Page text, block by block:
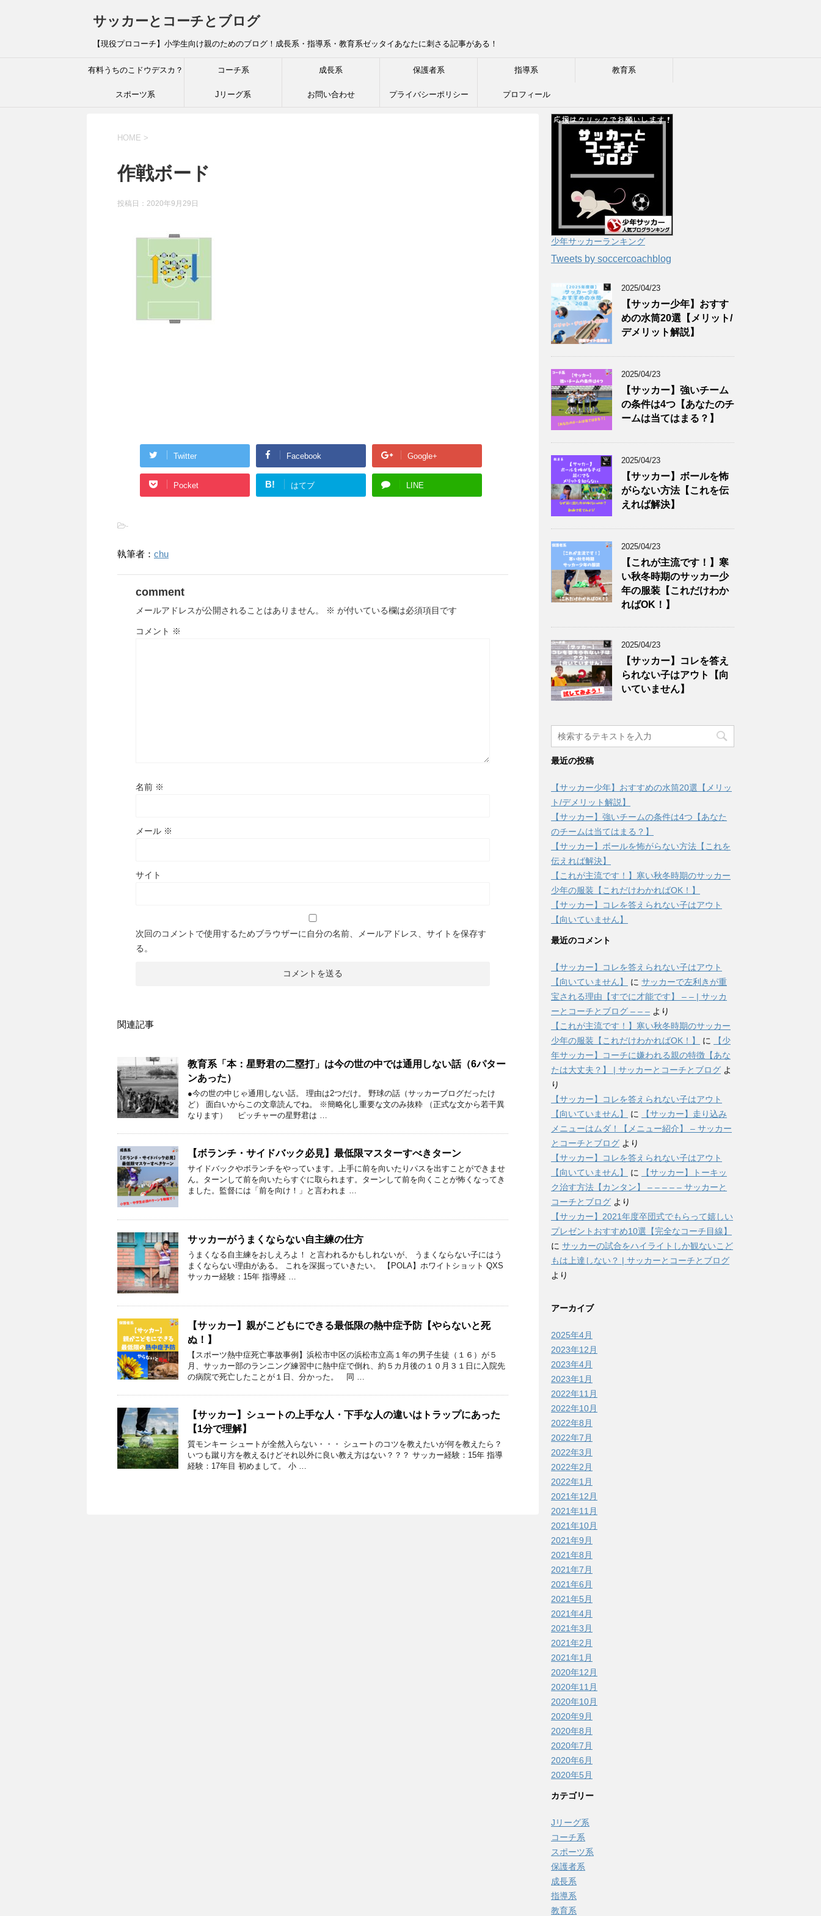
サッカーとコーチとブログ
【現役プロコーチ】小学生向け親のためのブログ！成長系・指導系・教育系ゼッタイあなたに刺さる記事がある！
有料うちのこドウデスカ？ コーチ系 成長系 保護者系 指導系 教育系
スポーツ系 Jリーグ系 お問い合わせ プライバシーポリシー プロフィール
HOME >
作戦ボード
投稿日： 2020年9月29日
Twitter Facebook Google+
Pocket B! はてブ LINE
-
執筆者： chu
comment
メールアドレスが公開されることはありません。 ※ が付いている欄は必須項目です
コメント ※
名前 ※
メール ※
サイト
次回のコメントで使用するためブラウザーに自分の名前、メールアドレス、サイトを保存す
る。
関連記事
教育系「本：星野君の二塁打」は今の世の中では通用しない話（6パター
ンあった）
●今の世の中じゃ通用しない話。 理由は2つだけ。 野球の話（サッカーブログだったけ
ど） 面白いからこの文章読んでね。 ※簡略化し重要な文のみ抜粋 （正式な文から若干異
なります） ピッチャーの星野君は …
【ボランチ・サイドバック必見】最低限マスターすべきターン
サイドバックやボランチをやっています。上手に前を向いたりパスを出すことができませ
ん。ターンして前を向いたらすぐに取られます。ターンして前を向くことが怖くなってき
ました。監督には「前を向け！」と言われま …
サッカーがうまくならない自主練の仕方
うまくなる自主練をおしえろよ！ と言われるかもしれないが、 うまくならない子にはう
まくならない理由がある。 これを深掘っていきたい。 【POLA】ホワイトショット QXS
サッカー経験：15年 指導経 …
【サッカー】親がこどもにできる最低限の熱中症予防【やらないと死
ぬ！】
【スポーツ熱中症死亡事故事例】浜松市中区の浜松市立高１年の男子生徒（１６）が５
月、サッカー部のランニング練習中に熱中症で倒れ、約５カ月後の１０月３１日に入院先
の病院で死亡したことが１日、分かった。 同 …
【サッカー】シュートの上手な人・下手な人の違いはトラップにあった
【1分で理解】
質モンキー シュートが全然入らない・・・ シュートのコツを教えたいが何を教えたら？
いつも蹴り方を教えるけどそれ以外に良い教え方はない？？？ サッカー経験：15年 指導
経験：17年目 初めまして。 小 …
少年サッカーランキング
Tweets by soccercoachblog
2025/04/23
【サッカー少年】おすす
めの水筒20選【メリット/
デメリット解説】
2025/04/23
【サッカー】強いチーム
の条件は4つ【あなたのチ
ームは当てはまる？】
2025/04/23
【サッカー】ボールを怖
がらない方法【これを伝
えれば解決】
2025/04/23
【これが主流です！】寒
い秋冬時期のサッカー少
年の服装【これだけわか
ればOK！】
2025/04/23
【サッカー】コレを答え
られない子はアウト【向
いていません】
最近の投稿
【サッカー少年】おすすめの水筒20選【メリッ
ト/デメリット解説】
【サッカー】強いチームの条件は4つ【あなた
のチームは当てはまる？】
【サッカー】ボールを怖がらない方法【これを
伝えれば解決】
【これが主流です！】寒い秋冬時期のサッカー
少年の服装【これだけわかればOK！】
【サッカー】コレを答えられない子はアウト
【向いていません】
最近のコメント
【サッカー】コレを答えられない子はアウト
【向いていません】
に サッカーで左利きが重
宝される理由【すでに才能です】 – – | サッカ
ーとコーチとブログ – – – より
【これが主流です！】寒い秋冬時期のサッカー
少年の服装【これだけわかればOK！】
に
【少
年サッカー】コーチに嫌われる親の特徴【あな
たは大丈夫？】 | サッカーとコーチとブログ よ
り
【サッカー】コレを答えられない子はアウト
【向いていません】
に
【サッカー】走り込み
メニューはムダ！【メニュー紹介】 – サッカー
とコーチとブログ より
【サッカー】コレを答えられない子はアウト
【向いていません】
に
【サッカー】トーキッ
ク治す方法【カンタン】 – – – – – サッカーと
コーチとブログ より
【サッカー】2021年度卒団式でもらって嬉しい
プレゼントおすすめ10選【完全なコーチ目線】
に サッカーの試合をハイライトしか観ないこど
もは上達しない？ | サッカーとコーチとブログ
より
アーカイブ
2025年4月
2023年12月
2023年4月
2023年1月
2022年11月
2022年10月
2022年8月
2022年7月
2022年3月
2022年2月
2022年1月
2021年12月
2021年11月
2021年10月
2021年9月
2021年8月
2021年7月
2021年6月
2021年5月
2021年4月
2021年3月
2021年2月
2021年1月
2020年12月
2020年11月
2020年10月
2020年9月
2020年8月
2020年7月
2020年6月
2020年5月
カテゴリー
Jリーグ系
コーチ系
スポーツ系
保護者系
成長系
指導系
教育系